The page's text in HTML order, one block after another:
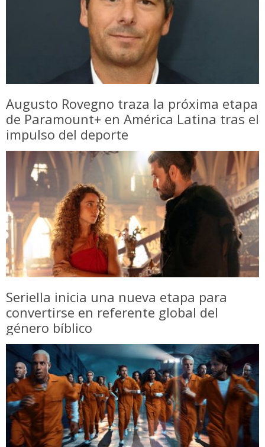
Augusto Rovegno traza la próxima etapa
de Paramount+ en América Latina tras el
impulso del deporte
Seriella inicia una nueva etapa para
convertirse en referente global del
género bíblico